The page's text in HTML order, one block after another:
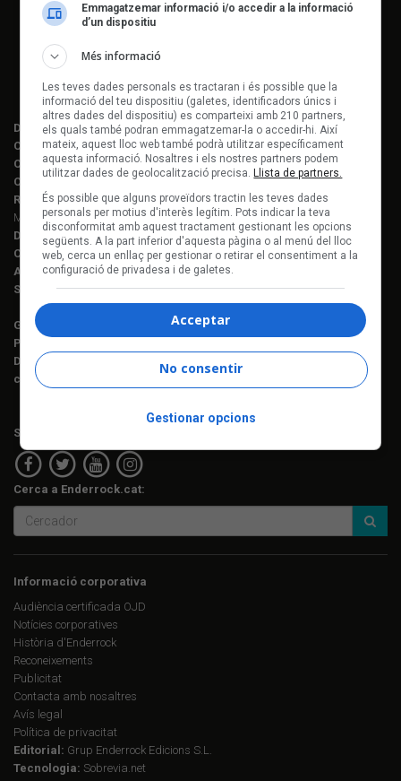
Director editorial:Lluís Gendrau
Cap de redacció Enderrock:Jordi Martí Fabra
Coordinació EDR i enderrock.cat: Èlia Gea
Coordinació Anuari de la Música:
Helena M. Alegret
Redacció:Ferran Amado, Maria Folqué, Èlia Gea, Jordi Martí, Helena
Morén Alegret, Joaquim Vilarnau i Sergi Núñez
Disseny i maquetació: Manuel Cuyàs
Caps de fotografia:Juan Miguel Morales
Assessorament lingüístic:Berta Herreros
Subscripcions:Rosa E. Massaguer
Gerència i projectes:
Jordi Novell
Publicitat i producció:
Direcció financera i administració:
Anna Gris
c. Mallorca, 221, sobreàtic · 08008 Barcelona Tel. 93 237 08 05
Segueix-nos a:
Cerca a Enderrock.cat:
Informació corporativa
Audiència certificada OJD
Notícies corporatives
Història d'Enderrock
Reconeixements
Publicitat
Contacta amb nosaltres
Avís legal
Política de privacitat
Editorial: Grup Enderrock Edicions S.L.
Tecnologia: Sobrevia.net
Emmagatzemar informació i/o accedir a la informació
d’un dispositiu
Més informació
Les teves dades personals es tractaran i és possible que la
informació del teu dispositiu (galetes, identificadors únics i
altres dades del dispositiu) es comparteixi amb 210 partners,
els quals també podran emmagatzemar-la o accedir-hi. Així
mateix, aquest lloc web també podrà utilitzar específicament
aquesta informació. Nosaltres i els nostres partners podem
utilitzar dades de geolocalització precisa. Llista de partners.
És possible que alguns proveïdors tractin les teves dades
personals per motius d'interès legítim. Pots indicar la teva
disconformitat amb aquest tractament gestionant les opcions
següents. A la part inferior d'aquesta pàgina o al menú del lloc
web, cerca un enllaç per gestionar o retirar el consentiment a la
configuració de privadesa i de galetes.
Acceptar
No consentir
Gestionar opcions